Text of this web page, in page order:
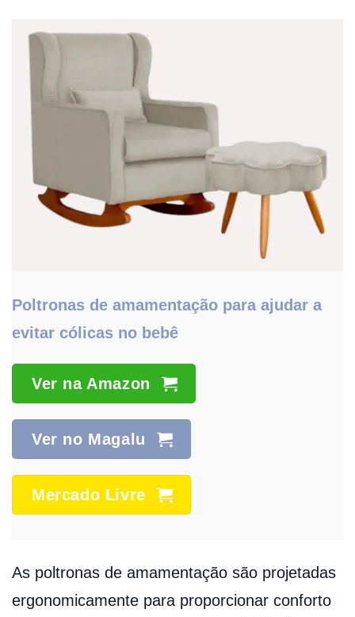
Poltronas de amamentação para ajudar a
evitar cólicas no bebê
Ver na Amazon
Ver no Magalu
Mercado Livre
As poltronas de amamentação são projetadas
ergonomicamente para proporcionar conforto